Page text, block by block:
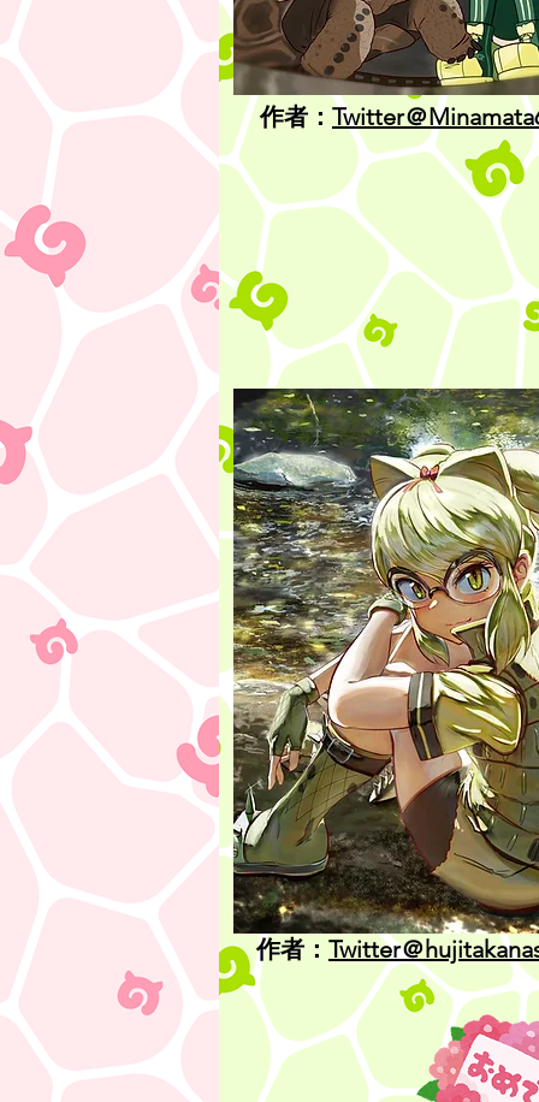
作者： Twitter＠
作者： Twitter＠